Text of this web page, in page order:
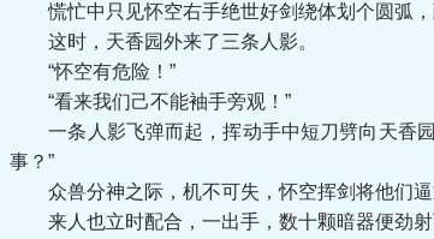
慌忙中只见怀空右手绝世好剑绕体划个圆弧，
这时，天香园外来了三条人影。
“怀空有危险！”
“看来我们己不能袖手旁观！”
一条人影飞弹而起，挥动手中短刀劈向天香园
事？”
众兽分神之际，机不可失，怀空挥剑将他们逼
来人也立时配合，一出手，数十颗暗器便劲射